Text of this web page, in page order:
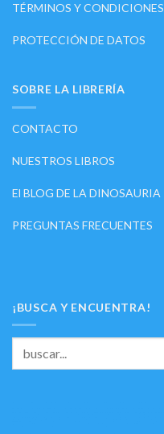
TÉRMINOS Y CONDICIONES
PROTECCIÓN DE DATOS
SOBRE LA LIBRERÍA
CONTACTO
NUESTROS LIBROS
El BLOG DE LA DINOSAURIA
PREGUNTAS FRECUENTES
¡BUSCA Y ENCUENTRA!